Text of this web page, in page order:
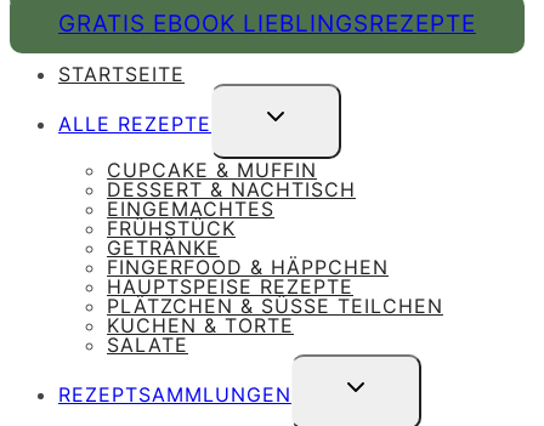
GRATIS EBOOK LIEBLINGSREZEPTE
STARTSEITE
ALLE REZEPTE
UNTERMENÜ
UMSCHALTEN
CUPCAKE & MUFFIN
DESSERT & NACHTISCH
EINGEMACHTES
FRÜHSTÜCK
GETRÄNKE
FINGERFOOD & HÄPPCHEN
HAUPTSPEISE REZEPTE
PLÄTZCHEN & SÜSSE TEILCHEN
KUCHEN & TORTE
SALATE
REZEPTSAMMLUNGEN
UNTERMENÜ